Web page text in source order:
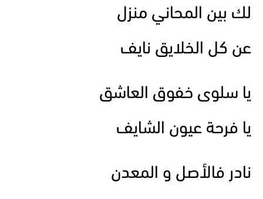
لك بين المحاني منزل
عن كل الخلايق نايف
يا سلوى خفوق العاشق
يا فرحة عيون الشايف
نادر فالأصل و المعدن